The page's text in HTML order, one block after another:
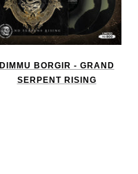
DIMMU BORGIR - GRAND
SERPENT RISING